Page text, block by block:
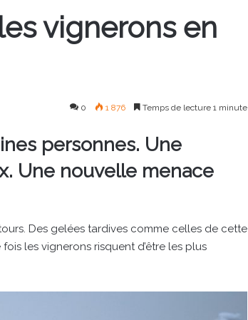
vignerons en
0 1 876 Temps de lecture 1 minute
personnes. Une
Une nouvelle menace
Des gelées tardives comme celles de cette
les vignerons risquent d’être les plus